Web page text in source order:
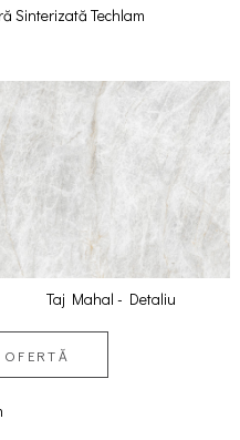
Sinterizată Techlam
Taj Mahal - Detaliu